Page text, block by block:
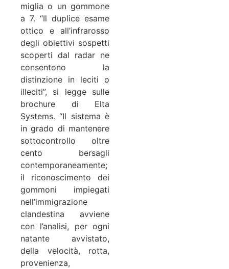
miglia o un gommone
a 7. “Il duplice esame
ottico e all’infrarosso
degli obiettivi sospetti
scoperti dal radar ne
consentono la
distinzione in leciti o
illeciti”, si legge sulle
brochure di Elta
Systems. “Il sistema è
in grado di mantenere
sottocontrollo oltre
cento bersagli
contemporaneamente;
il riconoscimento dei
gommoni impiegati
nell’immigrazione
clandestina avviene
con l’analisi, per ogni
natante avvistato,
della velocità, rotta,
provenienza,